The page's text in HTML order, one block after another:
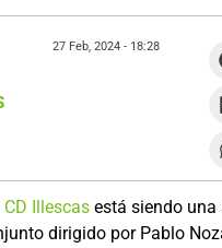
CD Illescas está siendo una
dirigido por Pablo
27 Feb, 2024 - 18:28